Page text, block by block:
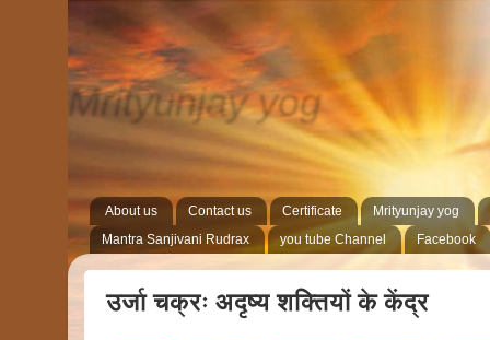
Mrityunjay yog
Online Class
About us Contact us Certificate
Mrityunjay yog
Mantra Sanjivani Rudrax
you tube Channel Facebook
उर्जा चक्रः अदृष्य शक्तियों के केंद्र